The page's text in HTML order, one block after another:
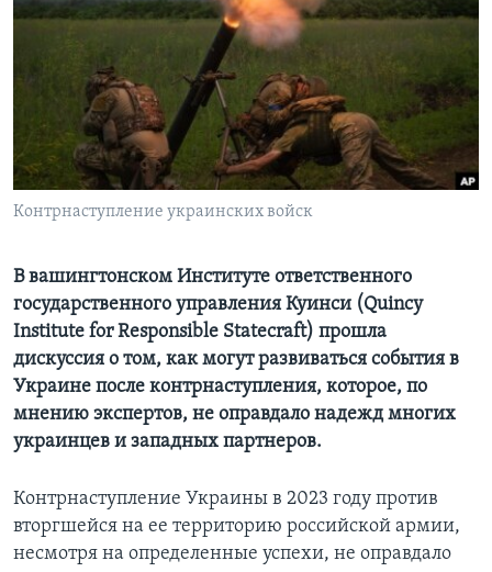
СОЦИАЛЬНЫЕ СЕТИ
Контрнаступление украинских войск
В вашингтонском Институте ответственного
государственного управления Куинси (Quincy
Institute for Responsible Statecraft) прошла
дискуссия о том, как могут развиваться события в
Украине после контрнаступления, которое, по
мнению экспертов, не оправдало надежд многих
украинцев и западных партнеров.
Контрнаступление Украины в 2023 году против
вторгшейся на ее территорию российской армии,
несмотря на определенные успехи, не оправдало